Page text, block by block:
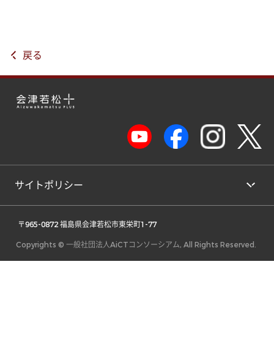
戻る
サイトポリシー
〒965-0872 福島県会津若松市東栄町1-77
Copyrights © 一般社団法人AiCTコンソーシアム, All Rights Reserved.